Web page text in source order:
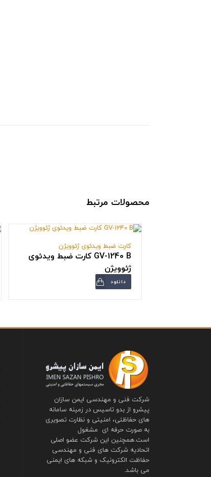
محصولات مرتبط
کارت ضبط ویدئوی ژئوویژن
GV-1240 B کارت ضبط ویدئوی
ژئوویژن
دانلود
شرکت فنی و مهندسی ایمن سازان
پیشرو از بدو تاسیس در زمینه سامانه
های حفاظتی، امنیتی و نظارت تصویری
به صورت حرفه ای مشغول
است.همچنین این شرکت عضو اصلی
اتحادیه شرکت های فنی و مهندسی
حفاظت الکترونیک و شبکه های ایمنی
می باشد.